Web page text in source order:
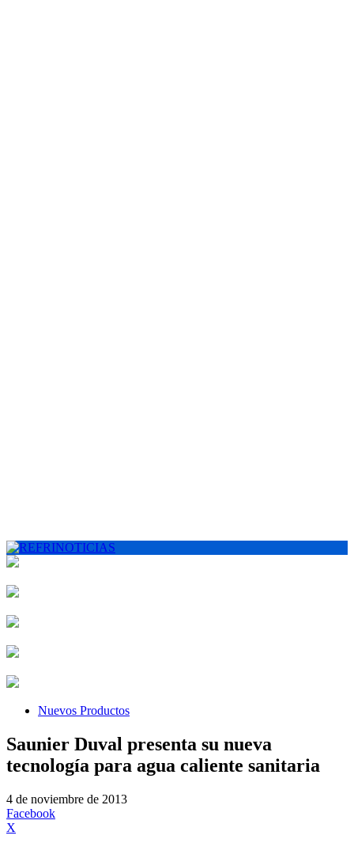
Nuevos Productos
Saunier Duval presenta su nueva
tecnología para agua caliente sanitaria
4 de noviembre de 2013
Facebook
X